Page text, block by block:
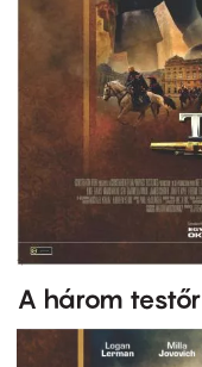
A három testőr